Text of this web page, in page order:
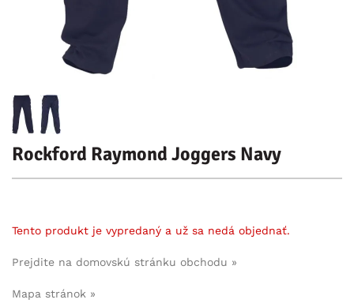
Rockford Raymond Joggers Navy
Tento produkt je vypredaný a už sa nedá objednať.
Prejdite na domovskú stránku obchodu »
Mapa stránok »